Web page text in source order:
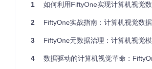
FiftyOne提供了灵活的元数据计算方式，
1 如何利用FiftyOne实现计算机视觉
2 FiftyOne实战指南：计算机视觉数
3 FiftyOne元数据治理：计算机视觉
4 数据驱动的计算机视觉革命：FiftyOne